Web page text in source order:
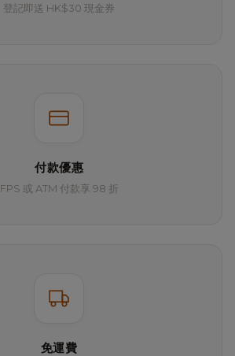
登記即送 HK$30 現金券
付款優惠
FPS 或 ATM 付款享 98 折
免運費